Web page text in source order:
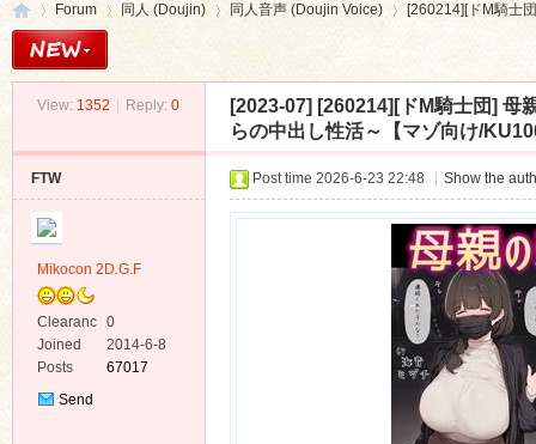
Forum
›
同人 (Doujin) 同人音声 (Doujin Voice)
›
[260214][ドM騎士
View: 1352 Reply: 0 [2023-07] [260214][ドM騎士団] 母
らの中出し性活～【マゾ向け/
FTW
Mikocon 2D.G.F
Clearanc
e
0
Joined
2014-6-8
Posts
67017
Send
Post time 2026-6-23 22:48 Show the